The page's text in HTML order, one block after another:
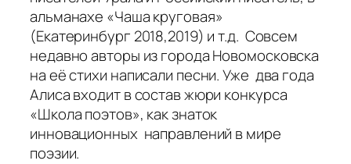
альманахе «Чаша круговая»
(Екатеринбург 2018,2019) и т.д. Совсем
недавно авторы из города Новомосковска
на её стихи написали песни. Уже два года
Алиса входит в состав жюри конкурса
«Школа поэтов», как знаток
инновационных направлений в мире
поэзии.